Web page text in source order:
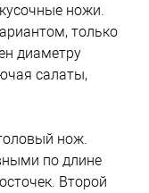
ножи.
только
диаметру
салаты,
нож.
по длине
Второй